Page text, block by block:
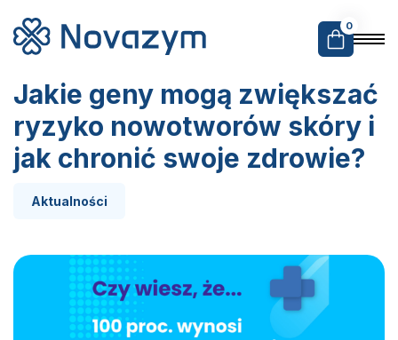
0
Jakie geny mogą zwiększać
ryzyko nowotworów skóry i
jak chronić swoje zdrowie?
Aktualności